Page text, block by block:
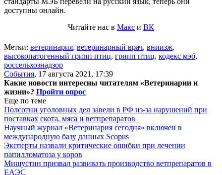
доступны онлайн.
Читайте нас в Макс и ВК
Метки: ветеринария, ветеринарный врач, вниизж,
высокопатогенный грипп птиц, грипп птиц, кодекс мэб,
россельхознадзор
События, 17 августа 2021, 17:39
Какие новости интересны читателям «Ветеринарии и
жизни»? Пройти опрос
Еще по теме
Полсотни уголовных дел завели в РФ из-за нарушений при
поставках скота, мяса и ветпрепаратов
Научный журнал «Ветеринария сегодня» включен в
международную базу данных Scopus
Эксперты назвали критические ошибки при лечении
папилломатоза у коров
Мишустин призвал развивать производство ветпрепаратов в
ЕАЭС